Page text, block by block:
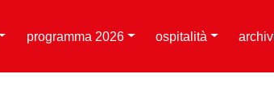
programma 2026 ospitalità